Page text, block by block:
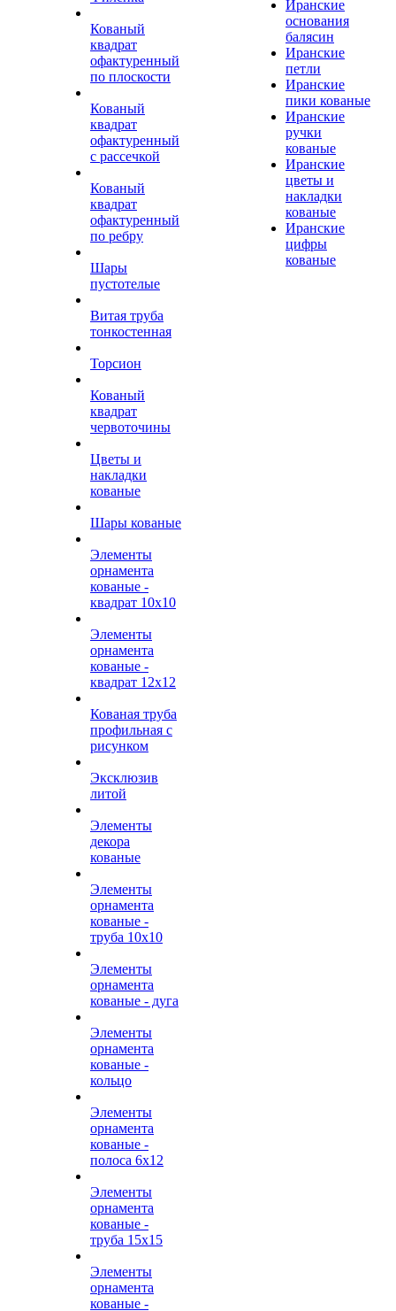
Кованый
квадрат
офактуренный
по плоскости
Кованый
квадрат
офактуренный
с рассечкой
Кованый
квадрат
офактуренный
по ребру
Шары
пустотелые
Витая труба
тонкостенная
Торсион
Кованый
квадрат
червоточины
Цветы и
накладки
кованые
Шары кованые
Элементы
орнамента
кованые -
квадрат 10х10
Элементы
орнамента
кованые -
квадрат 12х12
Кованая труба
профильная с
рисунком
Эксклюзив
литой
Элементы
декора
кованые
Элементы
орнамента
кованые -
труба 10х10
Элементы
орнамента
кованые - дуга
Элементы
орнамента
кованые -
кольцо
Элементы
орнамента
кованые -
полоса 6х12
Элементы
орнамента
кованые -
труба 15х15
Элементы
орнамента
кованые -
Иранские
основания
балясин
Иранские
петли
Иранские
пики кованые
Иранские
ручки
кованые
Иранские
цветы и
накладки
кованые
Иранские
цифры
кованые